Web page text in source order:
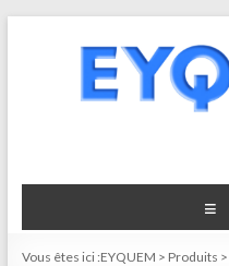
Vous êtes ici :EYQUEM > Produits >